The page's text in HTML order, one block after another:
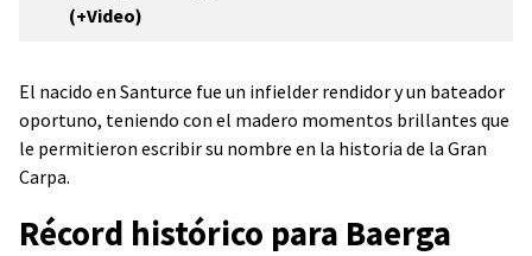
(+Video)
El nacido en Santurce fue un infielder rendidor y un bateador
oportuno, teniendo con el madero momentos brillantes que
le permitieron escribir su nombre en la historia de la Gran
Carpa.
Récord histórico para Baerga